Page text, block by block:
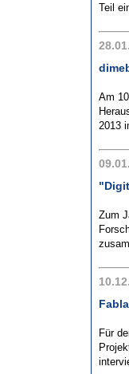
Teil
Am
2013
Zum
Für